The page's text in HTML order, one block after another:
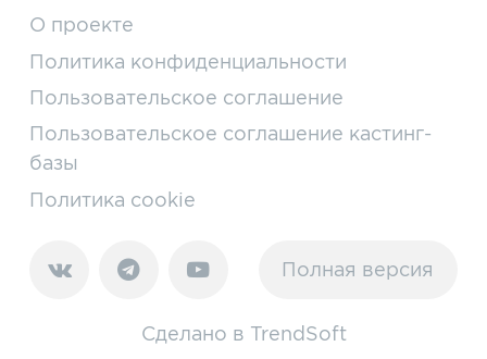
О проекте
Политика конфиденциальности
Пользовательское соглашение
Пользовательское соглашение кастинг-
базы
Политика cookie
Полная версия
Сделано в TrendSoft